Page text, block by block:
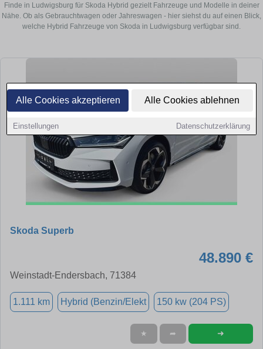
Alle Cookies akzeptieren Alle Cookies ablehnen
Einstellungen Datenschutzerklärung
Finde in Ludwigsburg für Skoda Hybrid gezielt Fahrzeuge und Modelle in deiner
Nähe. Ob als Gebrauchtwagen oder Jahreswagen - hier siehst du auf einen Blick,
welche Hybrid Fahrzeuge von Skoda in Ludwigsburg verfügbar sind.
Skoda Superb
48.890 €
Weinstadt-Endersbach, 71384
1.111 km Hybrid (Benzin/Elekt 150 kw (204 PS)
★ ➦ ➜